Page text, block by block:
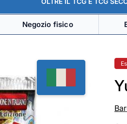
Negozio fisico